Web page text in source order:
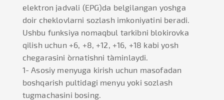
elektron jadvali (EPG)da belgilangan yoshga
doir cheklovlarni sozlash imkoniyatini beradi.
Ushbu funksiya nomaqbul tarkibni blokirovka
qilish uchun +6, +8, +12, +16, +18 kabi yosh
chegarasini o`rnatishni ta`minlaydi.
1- Asosiy menyuga kirish uchun masofadan
boshqarish pultidagi menyu yoki sozlash
tugmachasini bosing.